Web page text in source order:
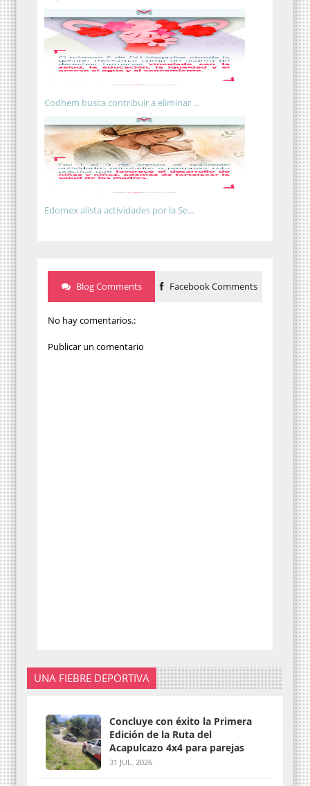
Codhem busca contribuir a eliminar ...
Edomex alista actividades por la Se...
Blog Comments Facebook Comments
No hay comentarios.:
Publicar un comentario
UNA FIEBRE DEPORTIVA
Concluye con éxito la Primera
Edición de la Ruta del
Acapulcazo 4x4 para parejas
31 JUL. 2026